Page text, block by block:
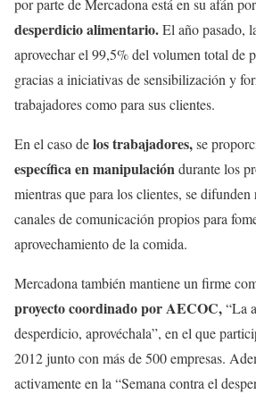
por parte de Mercadona está en su afán por
desperdicio alimentario.El año pasado,
aprovechar el 99,5% del volumen total de
gracias a iniciativas de sensibilización y
trabajadores como para sus clientes.
En el caso delos trabajadores,se
específica en manipulacióndurante los
mientras que para los clientes, se difunden
canales de comunicación propios para
aprovechamiento de la comida.
Mercadona también mantiene un firme
proyecto coordinado por AECOC,“La
desperdicio, aprovéchala”, en el que
2012 junto con más de 500 empresas.
activamente en la “Semana contra el